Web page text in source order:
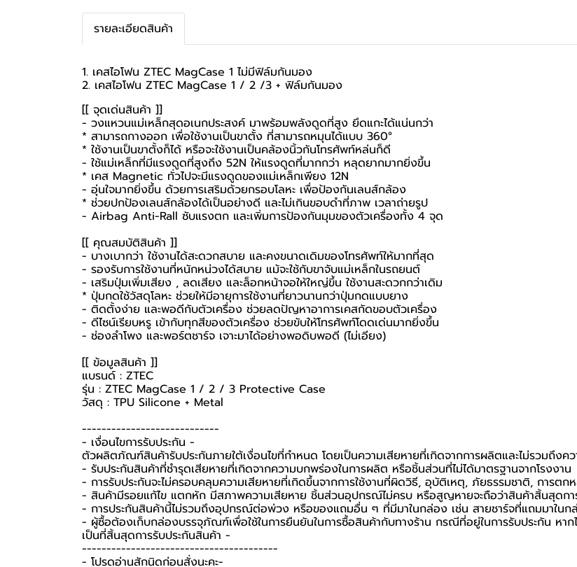
รายละเอียดสินค้า
1. เคสไอโฟน ZTEC MagCase 1 ไม่มีฟิล์มกันมอง
2. เคสไอโฟน ZTEC MagCase 1 / 2 /3 + ฟิล์มกันมอง
[[ จุดเด่นสินค้า ]]
- วงแหวนแม่เหล็กสุดอเนกประสงค์ มาพร้อมพลังดูดที่สูง ยึดแกะได้แน่นกว่า
* สามารถกางออก เพื่อใช้งานเป็นขาตั้ง ที่สามารถหมุนได้แบบ 360°
* ใช้งานเป็นขาตั้งก็ได้ หรือจะใช้งานเป็นคล้องนิ้วกันโทรศัพท์หล่นก็ดี
- ใช้แม่เหล็กที่มีแรงดูดที่สูงถึง 52N ให้แรงดูดที่มากกว่า หลุดยากมากยิ่งขึ้น
* เคส Magnetic ทั่วไปจะมีแรงดูดของแม่เหล็กเพียง 12N
- อุ่นใจมากยิ่งขึ้น ด้วยการเสริมด้วยกรอบโลหะ เพื่อป้องกันเลนส์กล้อง
* ช่วยปกป้องเลนส์กล้องได้เป็นอย่างดี และไม่เกินขอบดำที่ภาพ เวลาถ่ายรูป
- Airbag Anti-Rall ซับแรงตก และเพิ่มการป้องกันมุมของตัวเครื่องทั้ง 4 จุด
[[ คุณสมบัติสินค้า ]]
- บางเบากว่า ใช้งานได้สะดวกสบาย และคงขนาดเดิมของโทรศัพท์ให้มากที่สุด
- รองรับการใช้งานที่หนักหน่วงได้สบาย แม้จะใช้กับขาจับแม่เหล็กในรถยนต์
- เสริมปุ่มเพิ่มเสียง , ลดเสียง และล็อกหน้าจอให้ใหญ่ขึ้น ใช้งานสะดวกกว่าเดิม
* ปุ่มกดใช้วัสดุโลหะ ช่วยให้มีอายุการใช้งานที่ยาวนานกว่าปุ่มกดแบบยาง
- ติดตั้งง่าย และพอดีกับตัวเครื่อง ช่วยลดปัญหาอาการเคสกัดขอบตัวเครื่อง
- ดีไซน์เรียบหรู เข้ากับทุกสีของตัวเครื่อง ช่วยขับให้โทรศัพท์โดดเด่นมากยิ่งขึ้น
- ช่องลำโพง และพอร์ตชาร์จ เจาะมาได้อย่างพอดิบพอดี (ไม่เอียง)
[[ ข้อมูลสินค้า ]]
แบรนด์ : ZTEC
รุ่น : ZTEC MagCase 1 / 2 / 3 Protective Case
วัสดุ : TPU Silicone + Metal
----------------------------
-️ เงื่อนไขการรับประกัน -️
ตัวผลิตภัณฑ์สินค้ารับประกันภายใต้เงื่อนไขที่กำหนด โดยเป็นความเสียหายที่เกิดจากการผลิตและไม่รวมถึงค
- รับประกันสินค้าที่ชำรุดเสียหายที่เกิดจากความบกพร่องในการผลิต หรือชิ้นส่วนที่ไม่ได้มาตรฐานจากโรงงาน
- การรับประกันจะไม่ครอบคลุมความเสียหายที่เกิดขึ้นจากการใช้งานที่ผิดวิธี, อุบัติเหตุ, ภัยธรรมชาติ, การตก
- สินค้ามีรอยแก้ไข แตกหัก มีสภาพความเสียหาย ชิ้นส่วนอุปกรณ์ไม่ครบ หรือสูญหายจะถือว่าสินค้าสิ้นสุดกา
- การประกันสินค้านี้ไม่รวมถึงอุปกรณ์ต่อพ่วง หรือของแถมอื่น ๆ ที่มีมาในกล่อง เช่น สายชาร์จที่แถมมาใน
-️ ผู้ซื้อต้องเก็บกล่องบรรจุภัณฑ์เพื่อใช้ในการยืนยันในการซื้อสินค้ากับทางร้าน กรณีที่อยู่ในการรับประกัน ห
เป็นที่สิ้นสุดการรับประกันสินค้า -️
----------------------------------------
-️ โปรดอ่านสักนิดก่อนสั่งนะคะ-️